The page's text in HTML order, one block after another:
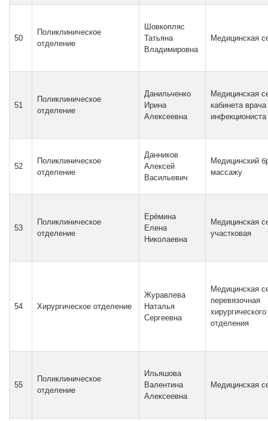
50
Поликлиническое
отделение
Шовкопляс
Татьяна
Владимировна
Медицинская
51
Поликлиническое
отделение
Данильченко
Ирина
Алексеевна
Медицинская
кабинета врача
инфекциониста
52
Поликлиническое
отделение
Данников
Алексей
Васильевич
Медицинский
массажу
53
Поликлиническое
отделение
Ерёмина
Елена
Николаевна
Медицинская
участковая
54 Хирургическое отделение
Журавлева
Наталья
Сергеевна
Медицинская
перевязочная
хирургического
отделения
55
Поликлиническое
отделение
Ильяшова
Валентина
Алексеевна
Медицинская